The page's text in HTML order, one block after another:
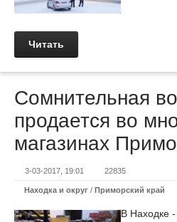
Читать
Сомнительная
продается во
магазинах
3-03-2017, 19:01 22835
Находка и округ / Приморский край
В Находке